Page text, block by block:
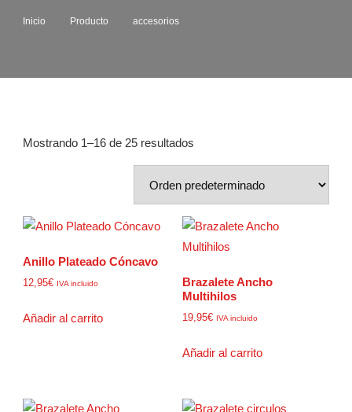
Inicio Producto accesorios
Mostrando 1–16 de 25 resultados
Anillo Plateado Cóncavo
12,95€ IVA incluido
Añadir al carrito
Brazalete Ancho
Multihilos
19,95€ IVA incluido
Añadir al carrito